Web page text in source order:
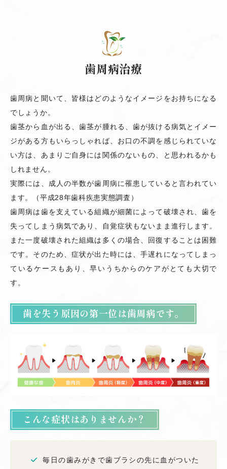
歯周病治療
歯周病と聞いて、 皆様はどのようなイメージをお持ちになる
でしょうか。
歯茎から血が出る、歯茎が腫れる、歯が抜ける病気とイメー
ジがある方もいらっしゃれば、お口の不調を感じられていな
い方は、あまりご自身には関係のないもの、と思われるかも
しれません。
実際には、成人の半数が歯周病に罹患していると言われてい
ます。（平成28年歯科疾患実態調査）
歯周病は歯を支えている組織が細菌によって破壊され、歯を
失ってしまう病気であり、自覚症状もないまま進行します。
また一度破壊された組織は多くの場合、回復することは困難
です。そのため、症状が出た時には、手遅れになってしまっ
ているケースもあり、早いうちからのケアがとても大切で
す。
歯を失う原因の第一位は歯周病です。
こんな症状はありませんか？
毎日の歯みがきで歯ブラシの先に血がついた